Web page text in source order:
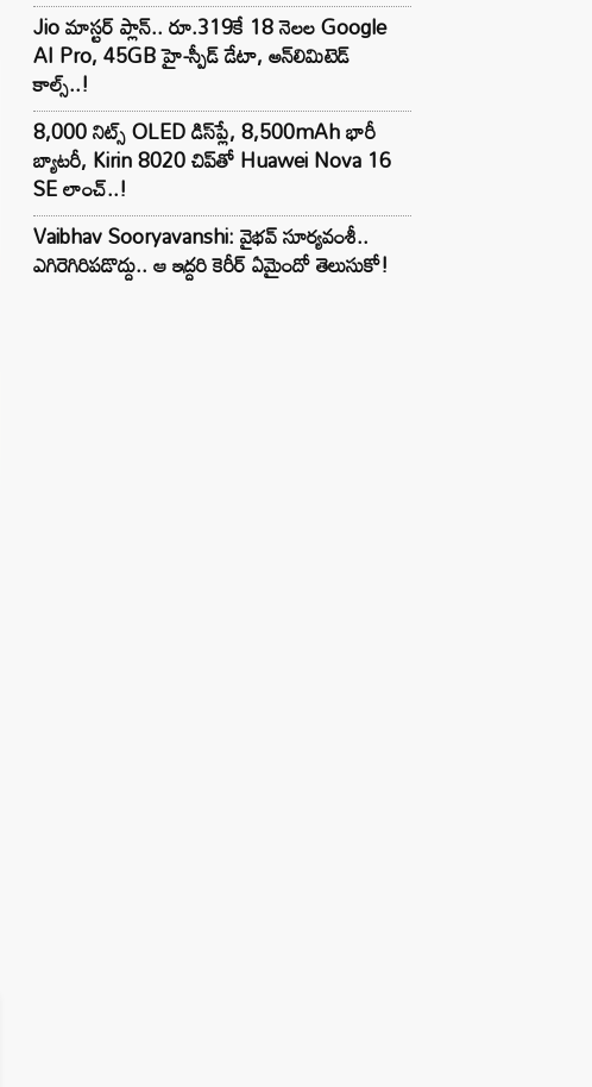
Jio మాస్టర్ ప్లాన్.. రూ.319కే 18 నెలల Google
AI Pro, 45GB హై-స్పీడ్ డేటా, అన్⁭లిమిటెడ్
కాల్స్..!
8,000 నిట్స్ OLED డిస్‌ప్లే, 8,500mAh భారీ
బ్యాటరీ, Kirin 8020 చిప్‌తో Huawei Nova 16
SE లాంచ్..!
Vaibhav Sooryavanshi: వైభవ్ సూర్యవంశీ..
ఎగిరెగిరిపడొద్దు.. ఆ ఇద్దరి కెరీర్ ఏమైందో తెలుసుకో!